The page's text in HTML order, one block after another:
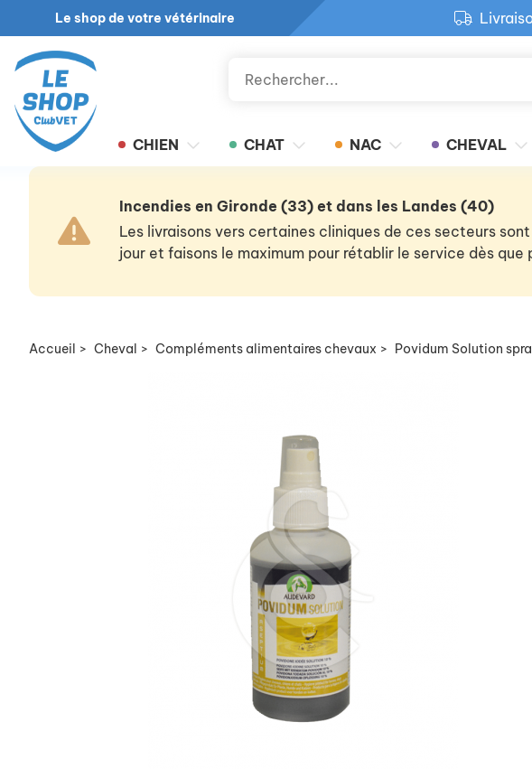
Le shop de votre vétérinaire
CHIEN CHAT NAC CHEVAL
Incendies en Gironde (33) et dans les Landes (40)
Les livraisons vers certaines cliniques de ces secteurs
jour et faisons le maximum pour rétablir le service dès
Accueil > Cheval > Compléments alimentaires chevaux > Povidum Solution